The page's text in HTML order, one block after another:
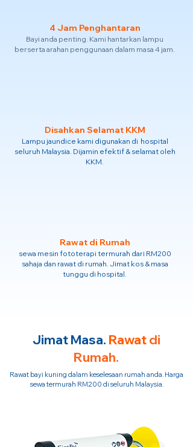
4 Jam Penghantaran
Bayi anda penting. Kami hantarkan lampu
berserta arahan penggunaan dalam masa 4 jam.
Disahkan Selamat KKM
Lampu jaundice kami digunakan di hospital
seluruh Malaysia. Dijamin efektif & selamat oleh
KKM.
Rawat di Rumah
sewa mesin fototerapi termurah dari RM200
sahaja dan rawat di rumah. Jimat kos & masa
tunggu di hospital.
Jimat Masa. Rawatdi
Rumah.
Rawat bayi kuning dalam keselesaan rumah anda. Harga
sewa termurah RM200 di seluruh Malaysia.